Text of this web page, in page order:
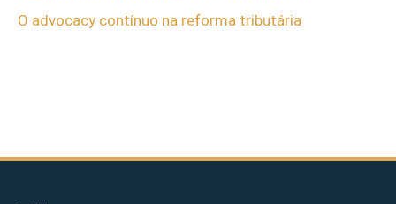
O advocacy contínuo na reforma tributária